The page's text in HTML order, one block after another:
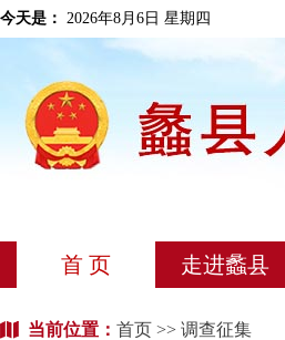
今天是： 2026年8月6日 星期四
首 页 走进蠡县
当前位置： 首页 >> 调查征集